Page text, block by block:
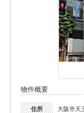
物件概要
住所 大阪市天